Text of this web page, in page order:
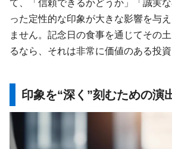
て、「信頼できるかどうか」「誠実
った定性的な印象が大きな影響を与
ません。記念日の食事を通じてその
るなら、それは非常に価値のある投資
印象を“深く”刻むための演